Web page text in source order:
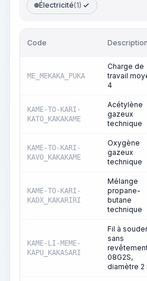
Électricité(1)
Code Description
ME_MEKAKA_PUKA
Charge de
travail
4
KAME-TO-KARI-
KATO_KAKAKAME
Acétylène
gazeux
technique
KAME-TO-KARI-
KAVO_KAKAKAME
Oxygène
gazeux
technique
KAME-TO-KARI-
KADX_KAKARIRI
Mélange
propane-
butane
technique
KAME-LI-MEME-
KAPU_KAKASARI
Fil à souder
sans
08G2S,
diamètre 2